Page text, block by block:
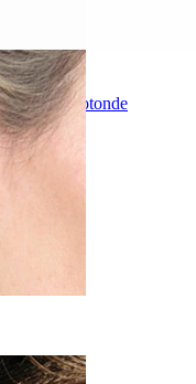
e pietre rotonde